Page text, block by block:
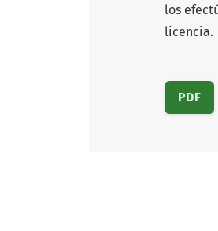
los
licencia.
PDF